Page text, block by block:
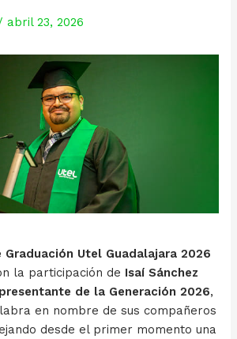
abril 23, 2026
Graduación Utel Guadalajara 2026
la participación de Isaí Sánchez
de la Generación 2026,
en nombre de sus compañeros
desde el primer momento una